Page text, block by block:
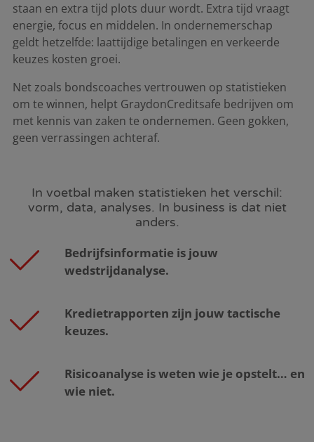
staan en extra tijd plots duur wordt. Extra tijd vraagt
energie, focus en middelen. In ondernemerschap
geldt hetzelfde: laattijdige betalingen en verkeerde
keuzes kosten groei.
Net zoals bondscoaches vertrouwen op statistieken
om te winnen, helpt GraydonCreditsafe bedrijven om
met kennis van zaken te ondernemen. Geen gokken,
geen verrassingen achteraf.
In voetbal maken statistieken het verschil:
vorm, data, analyses. In business is dat niet
anders.
Bedrijfsinformatie is jouw
wedstrijdanalyse.
Kredietrapporten zijn jouw tactische
keuzes.
Risicoanalyse is weten wie je opstelt… en
wie niet.